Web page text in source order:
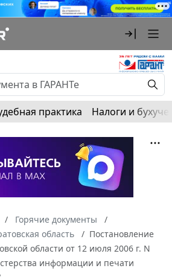
практика Налоги и
Горячие документы
область
Постановление
области от 12 июля 2006 г. N
информации и печати